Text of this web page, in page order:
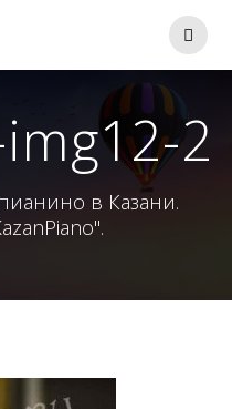
2
в Казани.